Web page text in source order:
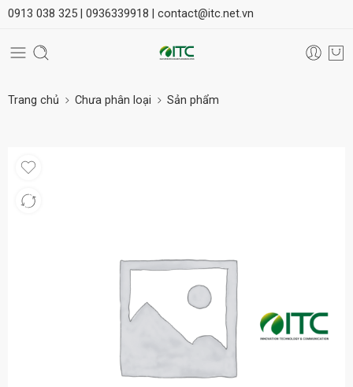
0913 038 325 | 0936339918 | contact@itc.net.vn
Trang chủ Chưa phân loại Sản phẩm